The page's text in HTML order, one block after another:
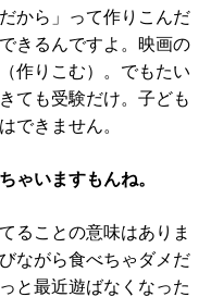
から」って作りこんだ
きるんですよ。映画の
作りこむ）。でもたい
ても受験だけ。子ども
できません。
いますもんね。
ることの意味はありま
ながら食べちゃダメだ
と最近遊ばなくなった